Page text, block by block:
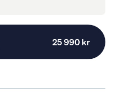
25 990 kr